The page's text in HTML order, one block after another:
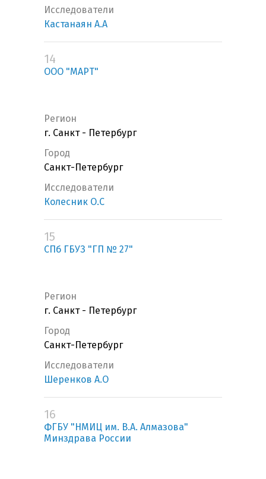
Исследователи
Кастанаян А.А
14
ООО "МАРТ"
Регион
г. Санкт - Петербург
Город
Санкт-Петербург
Исследователи
Колесник О.С
15
СПб ГБУЗ "ГП № 27"
Регион
г. Санкт - Петербург
Город
Санкт-Петербург
Исследователи
Шеренков А.О
16
ФГБУ "НМИЦ им. В.А. Алмазова"
Минздрава России